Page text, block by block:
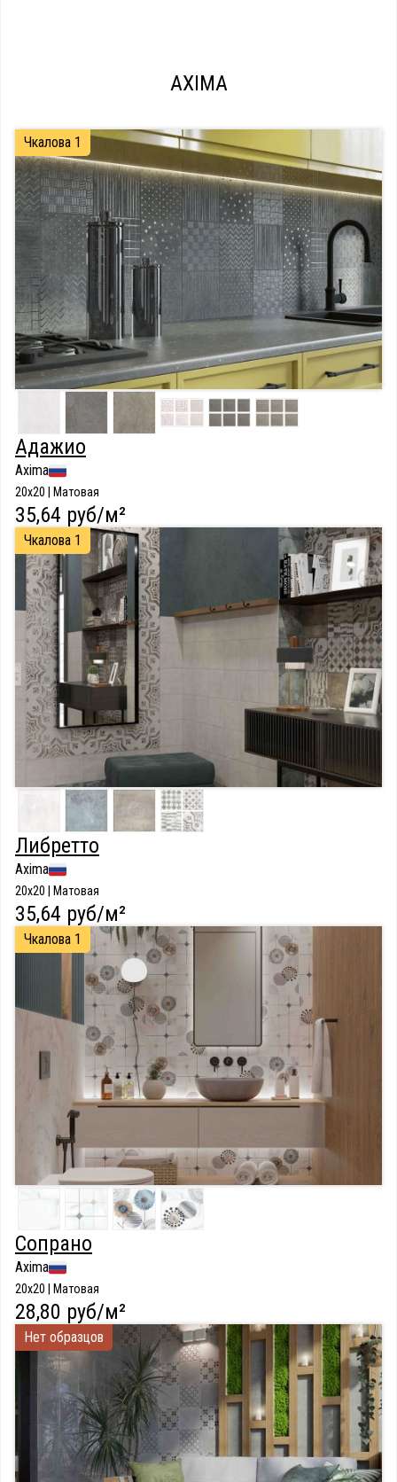
AXIMA
Чкалова 1
Адажио
Axima
20x20 | Матовая
35,64 руб/м²
Чкалова 1
Либретто
Axima
20x20 | Матовая
35,64 руб/м²
Чкалова 1
Сопрано
Axima
20x20 | Матовая
28,80 руб/м²
Нет образцов